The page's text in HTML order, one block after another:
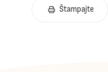
Štampajte